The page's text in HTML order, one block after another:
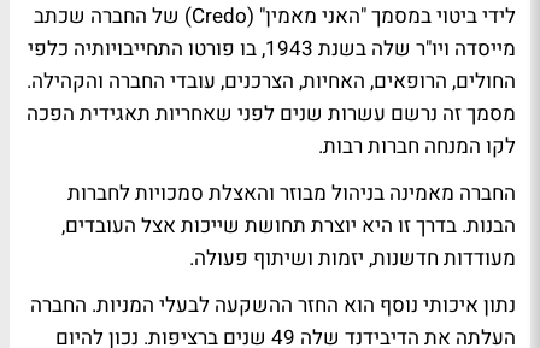
לידי ביטוי במסמך "האני מאמין" (Credo) של החברה שכתב
מייסדה ויו"ר שלה בשנת 1943, בו פורטו התחייבויותיה כלפי
החולים, הרופאים, האחיות, הצרכנים, עובדי החברה והקהילה.
מסמך זה נרשם עשרות שנים לפני שאחריות תאגידית הפכה
לקו המנחה חברות רבות.
החברה מאמינה בניהול מבוזר והאצלת סמכויות לחברות
הבנות. בדרך זו היא יוצרת תחושת שייכות אצל העובדים,
מעודדות חדשנות, יזמות ושיתוף פעולה.
נתון איכותי נוסף הוא החזר ההשקעה לבעלי המניות. החברה
העלתה את הדיבידנד שלה 49 שנים ברציפות. נכון להיום